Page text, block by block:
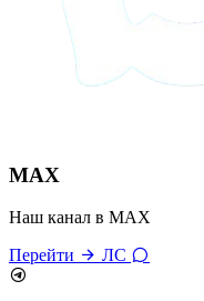
MAX
Наш канал в MAX
Перейти
ЛС